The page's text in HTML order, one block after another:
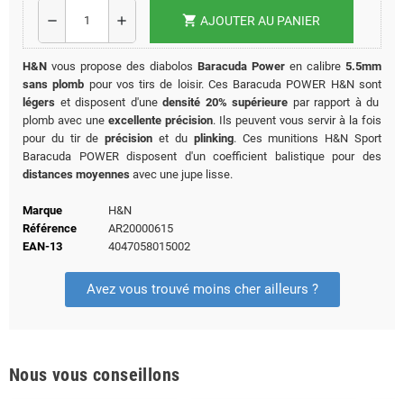
remove add shopping_cart AJOUTER AU PANIER
H&N vous propose des diabolos Baracuda Power en calibre 5.5mm
sans plomb pour vos tirs de loisir. Ces Baracuda POWER H&N sont
légers et disposent d'unedensité 20% supérieure par rapport à du
plomb avec une excellente précision. Ils peuvent vous servir à la fois
pour du tir deprécision et duplinking. Ces munitions H&N Sport
Baracuda POWER disposent d'un coefficient balistique pour des
distances moyennes avec une jupe lisse.
Marque
H&N
Référence
AR20000615
EAN-13
4047058015002
Avez vous trouvé moins cher ailleurs ?
Nous vous conseillons